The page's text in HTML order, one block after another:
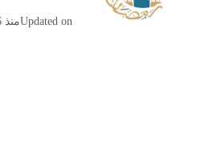
Updated onمنذ 6 أشهر